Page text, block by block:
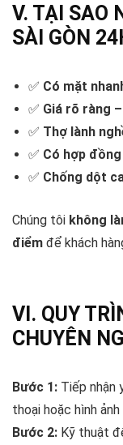
V. TẠI SAO
SÀI GÒN
✅ Có mặt
✅ Giá rõ ràng
✅ Thợ lành
✅ Có hợp
✅ Chống dột
Chúng tôi không
điểm để khách
VI. QUY
CHUYÊN
Bước 1: Tiếp nhận
thoại hoặc hình
Bước 2: Kỹ thuật